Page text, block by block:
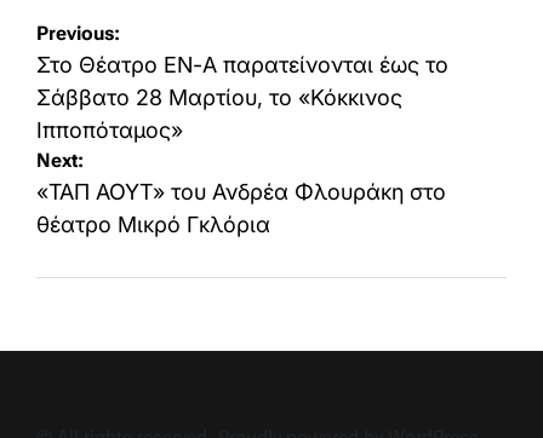
Post
navigation
Previous:
Στο Θέατρο ΕΝ-Α παρατείνονται έως το
Σάββατο 28 Μαρτίου, το «Κόκκινος
Ιπποπόταμος»
Next:
«ΤΑΠ ΑΟΥΤ» του Ανδρέα Φλουράκη στο
θέατρο Μικρό Γκλόρια